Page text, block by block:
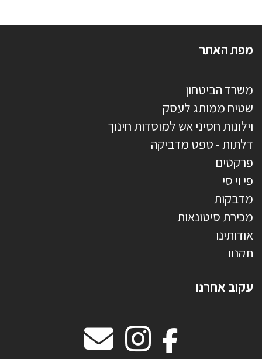
מפת האתר
משרד הביטחון
שטיח ממותג לעסק
וילונות חסיני אש למוסדות חינוך
דלתות - טפט מדביקה
פרקטים
פי וי סי
מדבקות
מכירת סיטונאות
אודותינו
תקנון
טפטים משולשים
וילונות חסיני אש
מדבקות אנטי סאן
עקוב אחרנו